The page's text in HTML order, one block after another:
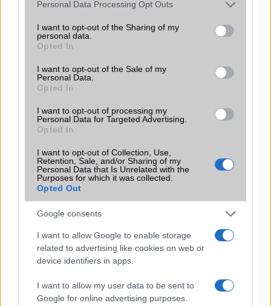
not limited to your visit or usage behaviour. You may click to
grant or deny consent to Google and its third-party tags to
use your data for below specified purposes in below Google
consent section.
Personal Data Processing Opt Outs
I want to opt-out of the Sharing of my
personal data.
Opted In
I want to opt-out of the Sale of my
Personal Data.
Opted In
I want to opt-out of processing my
Personal Data for Targeted Advertising.
Opted In
I want to opt-out of Collection, Use,
Retention, Sale, and/or Sharing of my
Personal Data that Is Unrelated with the
Purposes for which it was collected.
Opted Out
Google consents
I want to allow Google to enable storage
related to advertising like cookies on web or
device identifiers in apps.
I want to allow my user data to be sent to
Google for online advertising purposes.
ALKALMAZÁSOK ÉS ÉRZÉKELŐK
Java Nincs Nincs
Flash/Ujjlenyomat
SNS integráció
T9 szótár
alkalmazás
szótár
alkalmazás független
Office alkalmazások
iDV =
Document
iBooks PDF
reader)
alap szolgáltatás
Iránytũ ecompass
Extrák
ultra széles
hangrendszer
Nincs